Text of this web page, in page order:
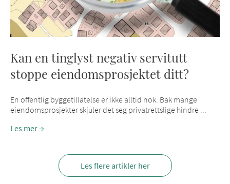
Kan en tinglyst negativ servitutt
stoppe eiendomsprosjektet ditt?
En offentlig byggetillatelse er ikke alltid nok. Bak mange
eiendomsprosjekter skjuler det seg privatrettslige hindre ...
Les mer
Les flere artikler her